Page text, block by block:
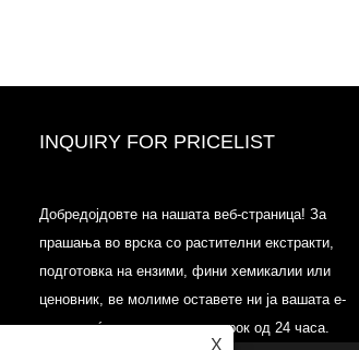
INQUIRY FOR PRICELIST
Добредојдовте на нашата веб-страница! За
прашања во врска со растителни екстракти,
подготовка на ензими, фини хемикалии или
ценовник, ве молиме оставете ни ја вашата е-
пошта и ќе контактираме во рок од 24 часа.
состојки и производи
додатоци и
од примарните
X